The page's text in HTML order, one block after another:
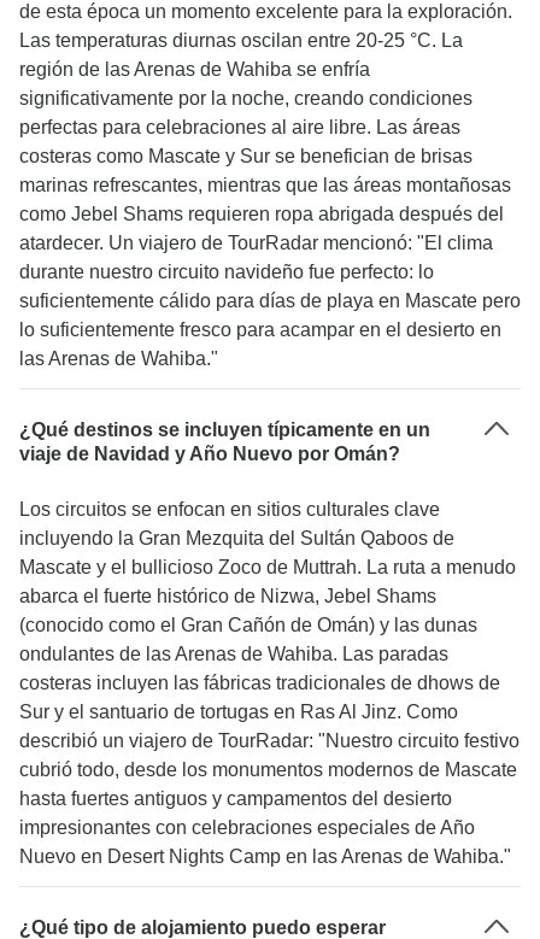
de esta época un momento excelente para la exploración.
Las temperaturas diurnas oscilan entre 20-25 °C. La
región de las Arenas de Wahiba se enfría
significativamente por la noche, creando condiciones
perfectas para celebraciones al aire libre. Las áreas
costeras como Mascate y Sur se benefician de brisas
marinas refrescantes, mientras que las áreas montañosas
como Jebel Shams requieren ropa abrigada después del
atardecer. Un viajero de TourRadar mencionó: "El clima
durante nuestro circuito navideño fue perfecto: lo
suficientemente cálido para días de playa en Mascate pero
lo suficientemente fresco para acampar en el desierto en
las Arenas de Wahiba."
¿Qué destinos se incluyen típicamente en un
viaje de Navidad y Año Nuevo por Omán?
Los circuitos se enfocan en sitios culturales clave
incluyendo la Gran Mezquita del Sultán Qaboos de
Mascate y el bullicioso Zoco de Muttrah. La ruta a menudo
abarca el fuerte histórico de Nizwa, Jebel Shams
(conocido como el Gran Cañón de Omán) y las dunas
ondulantes de las Arenas de Wahiba. Las paradas
costeras incluyen las fábricas tradicionales de dhows de
Sur y el santuario de tortugas en Ras Al Jinz. Como
describió un viajero de TourRadar: "Nuestro circuito festivo
cubrió todo, desde los monumentos modernos de Mascate
hasta fuertes antiguos y campamentos del desierto
impresionantes con celebraciones especiales de Año
Nuevo en Desert Nights Camp en las Arenas de Wahiba."
¿Qué tipo de alojamiento puedo esperar